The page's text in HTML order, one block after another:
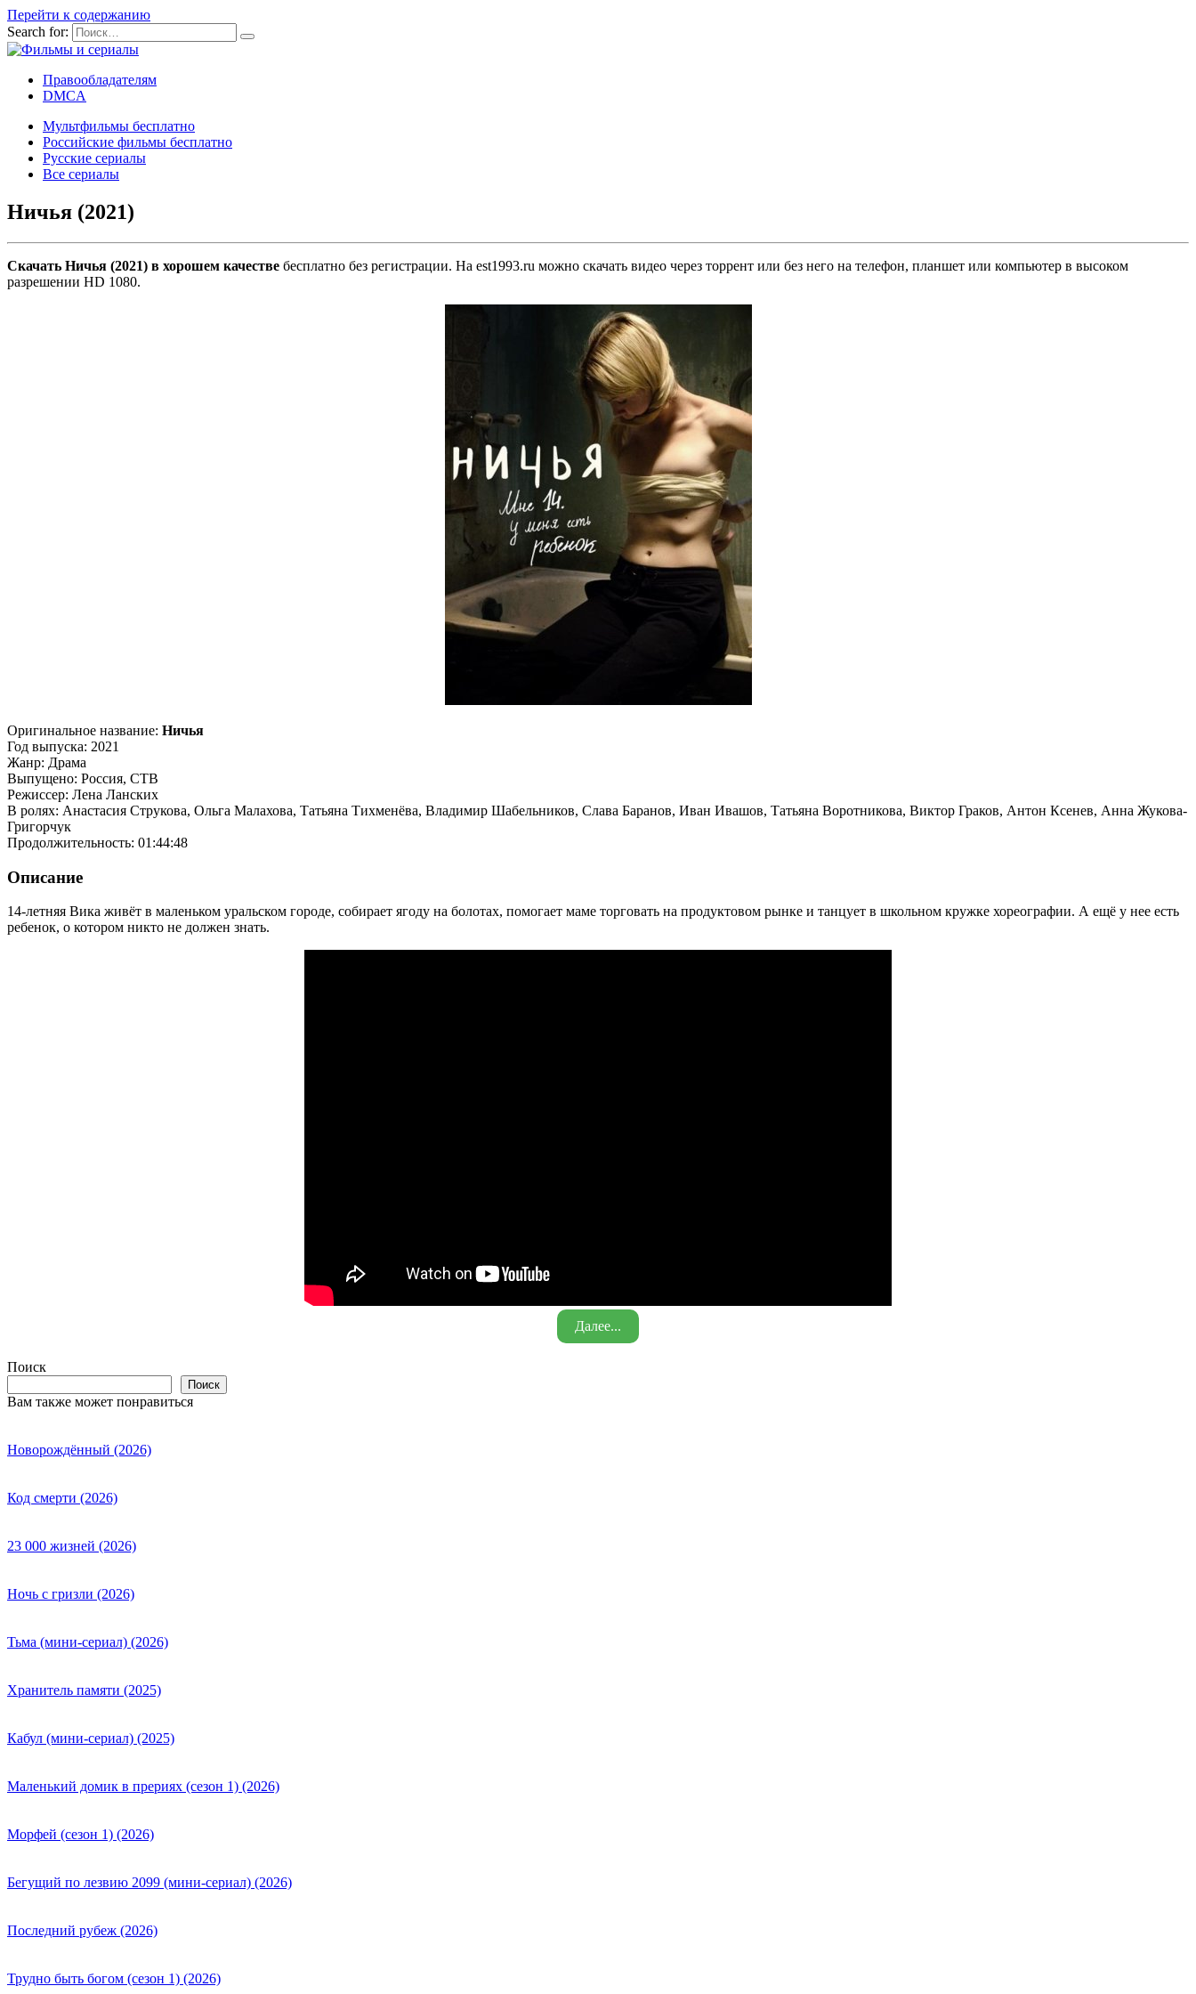
Перейти к содержанию
Search for:
Правообладателям
DMCA
Мультфильмы бесплатно
Российские фильмы бесплатно
Русские сериалы
Все сериалы
Ничья (2021)
Скачать Ничья (2021) в хорошем качестве бесплатно без регистрации. На est1993.ru можно скачать видео через торрент или без него на телефон, планшет или компьютер в высоком
разрешении HD 1080.
Оригинальное название: Ничья
Год выпуска: 2021
Жанр: Драма
Выпущено: Россия, СТВ
Режиссер: Лена Ланских
В ролях: Анастасия Струкова, Ольга Малахова, Татьяна Тихменёва, Владимир Шабельников, Слава Баранов, Иван Ивашов, Татьяна Воротникова, Виктор Граков, Антон Ксенев, Анна Жукова-
Григорчук
Продолжительность: 01:44:48
Описание
14-летняя Вика живёт в маленьком уральском городе, собирает ягоду на болотах, помогает маме торговать на продуктовом рынке и танцует в школьном кружке хореографии. А ещё у нее есть
ребенок, о котором никто не должен знать.
Далее...
Поиск
Поиск
Вам также может понравиться
Новорождённый (2026)
Код смерти (2026)
23 000 жизней (2026)
Ночь с гризли (2026)
Тьма (мини-сериал) (2026)
Хранитель памяти (2025)
Кабул (мини-сериал) (2025)
Маленький домик в прериях (сезон 1) (2026)
Морфей (сезон 1) (2026)
Бегущий по лезвию 2099 (мини-сериал) (2026)
Последний рубеж (2026)
Трудно быть богом (сезон 1) (2026)